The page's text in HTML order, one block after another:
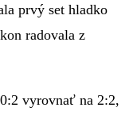
prvý set hladko
radovala z
vyrovnať na 2:2,